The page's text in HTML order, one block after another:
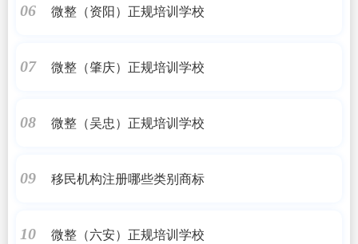
06 微整（资阳）正规培训学校
07 微整（肇庆）正规培训学校
08 微整（吴忠）正规培训学校
09 移民机构注册哪些类别商标
10 微整（六安）正规培训学校